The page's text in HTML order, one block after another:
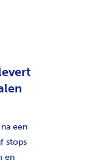
een
stops
en